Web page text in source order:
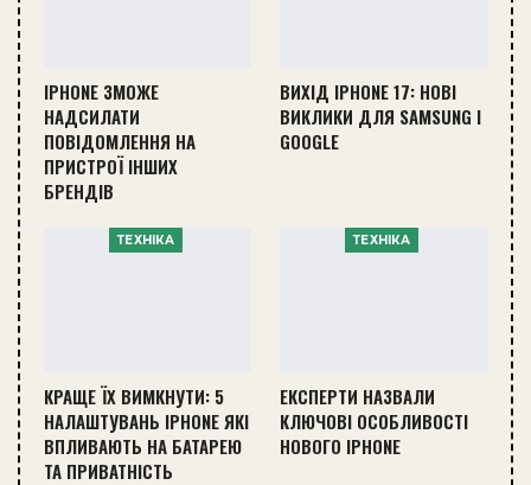
IPHONE ЗМОЖЕ
НАДСИЛАТИ
ПОВІДОМЛЕННЯ НА
ПРИСТРОЇ ІНШИХ
БРЕНДІВ
ВИХІД IPHONE 17: НОВІ
ВИКЛИКИ ДЛЯ SAMSUNG І
GOOGLE
ТЕХНІКА
КРАЩЕ ЇХ ВИМКНУТИ: 5
НАЛАШТУВАНЬ IPHONE ЯКІ
ВПЛИВАЮТЬ НА БАТАРЕЮ
ТА ПРИВАТНІСТЬ
ТЕХНІКА
ЕКСПЕРТИ НАЗВАЛИ
КЛЮЧОВІ ОСОБЛИВОСТІ
НОВОГО IPHONE